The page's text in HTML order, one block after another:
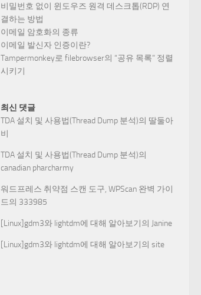
비밀번호 없이 윈도우즈 원격 데스크톱(RDP) 연
결하는 방법
이메일 암호화의 종류
이메일 발신자 인증이란?
Tampermonkey로 filebrowser의 “공유 목록” 정렬
시키기
최신 댓글
TDA 설치 및 사용법(Thread Dump 분석)의 딸둘아
비
TDA 설치 및 사용법(Thread Dump 분석)의
canadian pharcharmy
워드프레스 취약점 스캔 도구, WPScan 완벽 가이
드의 333985
[Linux]gdm3와 lightdm에 대해 알아보기의 Janine
[Linux]gdm3와 lightdm에 대해 알아보기의 site